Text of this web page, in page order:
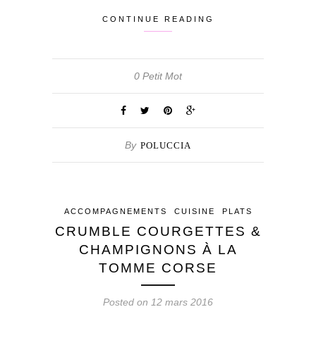
CONTINUE READING
0 Petit Mot
By POLUCCIA
ACCOMPAGNEMENTS CUISINE PLATS
CRUMBLE COURGETTES &
CHAMPIGNONS À LA
TOMME CORSE
Posted on 12 mars 2016